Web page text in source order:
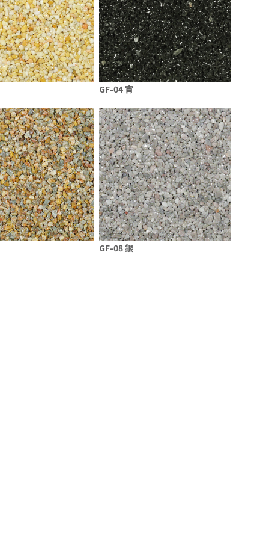
GF-04 宵
GF-08 銀